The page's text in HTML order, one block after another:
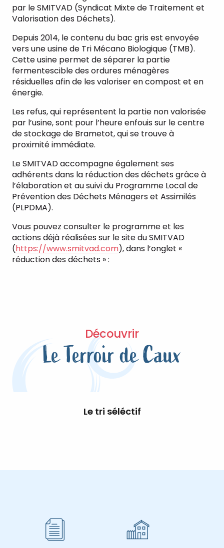
par le SMITVAD (Syndicat Mixte de Traitement et
Valorisation des Déchets).
Depuis 2014, le contenu du bac gris est envoyée
vers une usine de Tri Mécano Biologique (TMB).
Cette usine permet de séparer la partie
fermentescible des ordures ménagères
résiduelles afin de les valoriser en compost et en
énergie.
Les refus, qui représentent la partie non valorisée
par l’usine, sont pour l’heure enfouis sur le centre
de stockage de Brametot, qui se trouve à
proximité immédiate.
Le SMITVAD accompagne également ses
adhérents dans la réduction des déchets grâce à
l’élaboration et au suivi du Programme Local de
Prévention des Déchets Ménagers et Assimilés
(PLPDMA).
Vous pouvez consulter le programme et les
actions déjà réalisées sur le site du SMITVAD
(https://www.smitvad.com), dans l’onglet «
réduction des déchets » :
Découvrir
Le Terroir de Caux
Le tri séléctif